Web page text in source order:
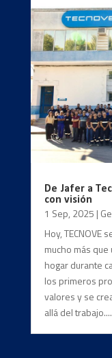
De Jafer a
con visión
1 Sep, 2025 |
Hoy, TECNOVE
mucho más
hogar durante
los primeros
valores y se
allá del trabajo....